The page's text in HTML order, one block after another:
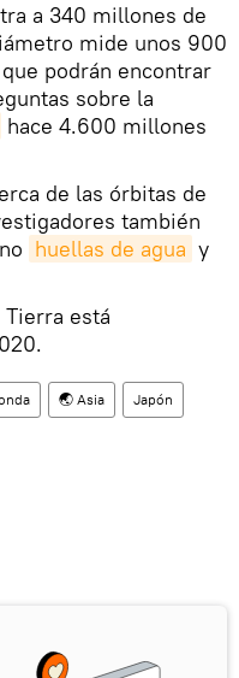
a 340 millones de
mide unos 900
podrán encontrar
sobre la
hace 4.600 millones
de las órbitas de
también
huellas de agua y
Tierra está
🌏 Asia Japón